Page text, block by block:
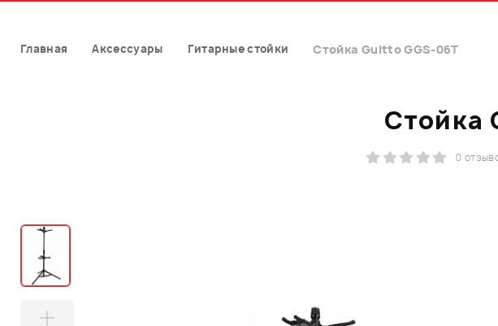
Главная Аксессуары Гитарные стойки Стойка Guitto GGS-06T
Стойка
0